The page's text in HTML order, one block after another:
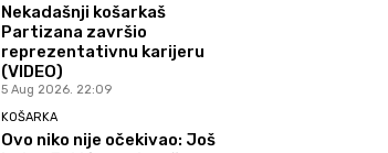
Nekadašnji košarkaš
Partizana završio
reprezentativnu karijeru
(VIDEO)
5 Aug 2026. 22:09
KOŠARKA
Ovo niko nije očekivao: Još